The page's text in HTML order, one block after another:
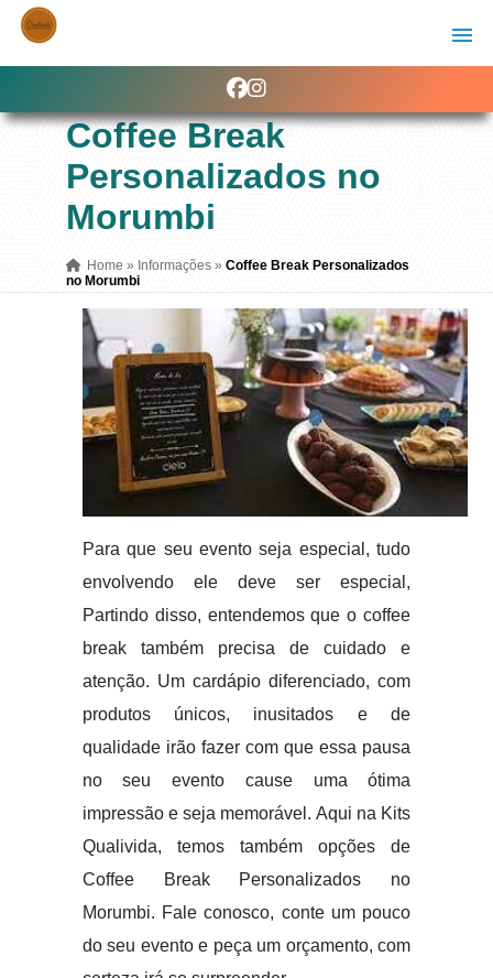
Coffee Break
Personalizados no
Morumbi
Home » Informações » Coffee Break Personalizados
no Morumbi
Para que seu evento seja especial, tudo
envolvendo ele deve ser especial,
Partindo disso, entendemos que o coffee
break também precisa de cuidado e
atenção. Um cardápio diferenciado, com
produtos únicos, inusitados e de
qualidade irão fazer com que essa pausa
no seu evento cause uma ótima
impressão e seja memorável. Aqui na Kits
Qualivida, temos também opções de
Coffee Break Personalizados no
Morumbi. Fale conosco, conte um pouco
do seu evento e peça um orçamento, com